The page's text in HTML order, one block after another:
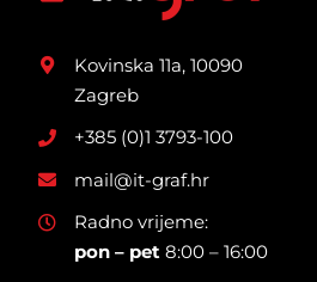
Kovinska 11a, 10090
Zagreb
+385 (0)1 3793-100
mail@it-graf.hr
Radno vrijeme:
pon – pet 8:00 – 16:00